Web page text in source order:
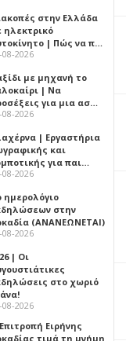
στην Ελλάδα
ηλεκτρικό
| Πώς να π…
08-2026
με μηχανή το
| Να
για μια ασ…
08-2026
| Εργαστήρια
και
για παι…
08-2026
ημερολόγιο
στην
(ΑΝΑΝΕΩΝΕΤΑΙ)
08-2026
| Οι
στο χωριό
08-2026
Ειρήνης
τιμά τη μνήμη